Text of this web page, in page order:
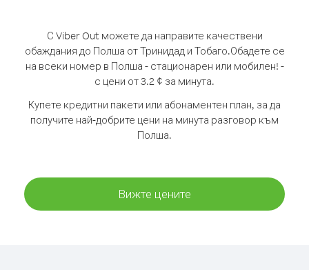
С Viber Out можете да направите качествени
обаждания до Полша от Тринидад и Тобаго.Обадете се
на всеки номер в Полша - стационарен или мобилен! -
с цени от 3.2 ¢ за минута.
Купете кредитни пакети или абонаментен план, за да
получите най-добрите цени на минута разговор към
Полша.
Вижте цените